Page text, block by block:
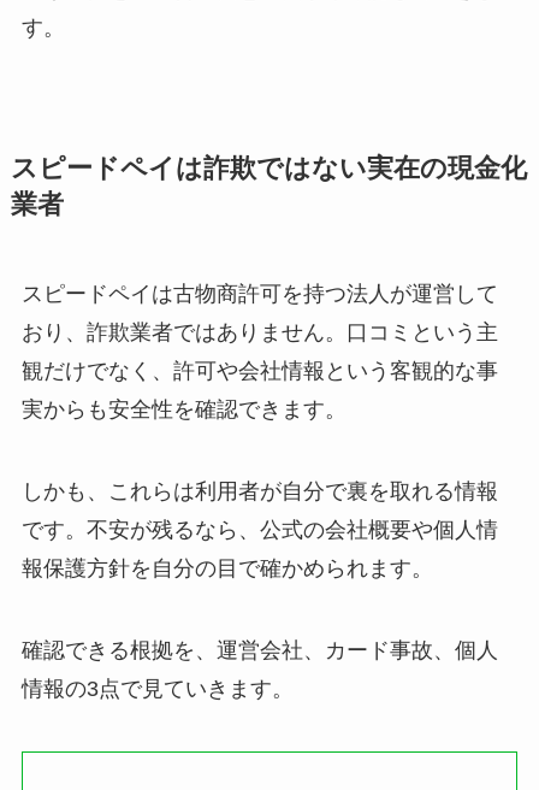
す。
スピードペイは詐欺ではない実在の現金化
業者
スピードペイは古物商許可を持つ法人が運営して
おり、詐欺業者ではありません。口コミという主
観だけでなく、許可や会社情報という客観的な事
実からも安全性を確認できます。
しかも、これらは利用者が自分で裏を取れる情報
です。不安が残るなら、公式の会社概要や個人情
報保護方針を自分の目で確かめられます。
確認できる根拠を、運営会社、カード事故、個人
情報の3点で見ていきます。